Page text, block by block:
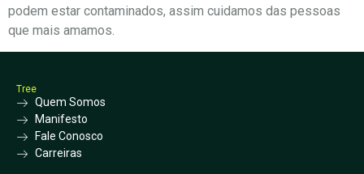
podem estar contaminados, assim cuidamos das pessoas
que mais amamos.
Tree
Quem Somos
Manifesto
Fale Conosco
Carreiras